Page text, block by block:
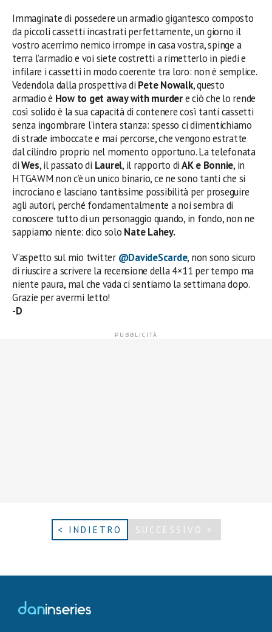
Immaginate di possedere un armadio gigantesco composto
da piccoli cassetti incastrati perfettamente, un giorno il
vostro acerrimo nemico irrompe in casa vostra, spinge a
terra l’armadio e voi siete costretti a rimetterlo in piedi e
infilare i cassetti in modo coerente tra loro: non è semplice.
Vedendola dalla prospettiva di Pete Nowalk, questo
armadio è How to get away with murdere ciò che lo rende
così solido è la sua capacità di contenere così tanti cassetti
senza ingombrare l’intera stanza: spesso ci dimentichiamo
di strade imboccate e mai percorse, che vengono estratte
dal cilindro proprio nel momento opportuno. La telefonata
diWes, il passato di Laurel, il rapporto diAK e Bonnie, in
HTGAWM non c’è un unico binario, ce ne sono tanti che si
incrociano e lasciano tantissime possibilità per proseguire
agli autori, perché fondamentalmente a noi sembra di
conoscere tutto di un personaggio quando, in fondo, non ne
sappiamo niente: dico solo Nate Lahey.
V’aspetto sul mio twitter @DavideScarde, non sono sicuro
di riuscire a scrivere la recensione della 4×11 per tempo ma
niente paura, mal che vada ci sentiamo la settimana dopo.
Grazie per avermi letto!
-D
< INDIETRO SUCCESSIVO >